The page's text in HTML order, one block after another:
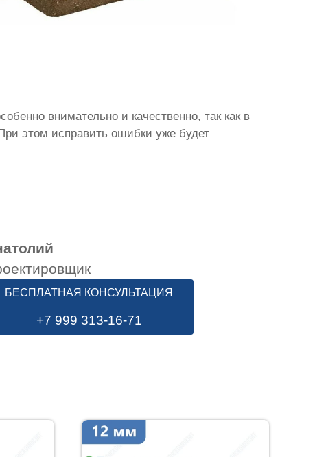
внимательно и качественно, так как в
этом исправить ошибки уже будет
БЕСПЛАТНАЯ КОНСУЛЬТАЦИЯ
+7 999 313-16-71